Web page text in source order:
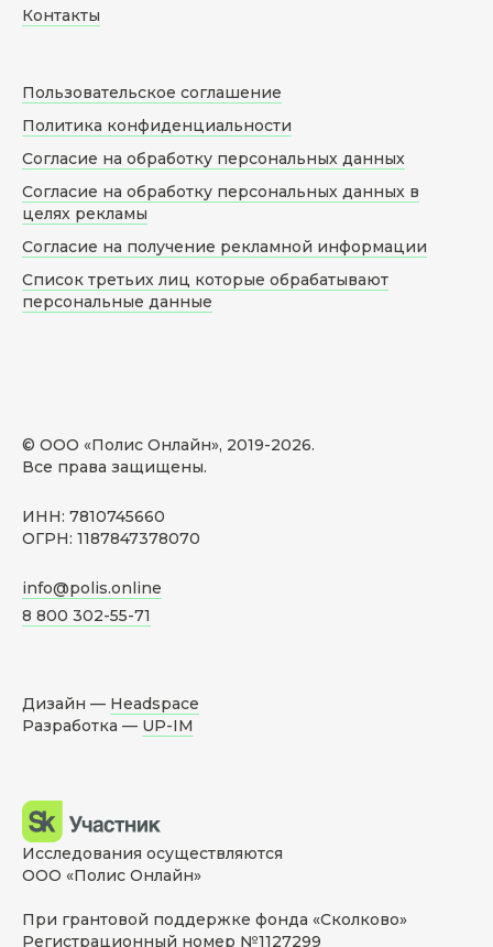
© ООО «Полис Онлайн», 2019-2026.
Все права защищены.
ИНН: 7810745660
ОГРН: 1187847378070
info@polis.online
8 800 302-55-71
Контакты
Пользовательское соглашение
Политика конфиденциальности
Согласие на обработку персональных данных
Согласие на обработку персональных данных в
целях рекламы
Согласие на получение рекламной информации
Список третьих лиц которые обрабатывают
персональные данные
Дизайн — Headspace
Разработка — UP-IM
Исследования осуществляются
ООО «Полис Онлайн»
При грантовой поддержке фонда «Сколково»
Регистрационный номер №1127299